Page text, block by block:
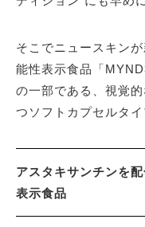
そこでニュースキン
能性表示食品「
の一部である、視覚
つソフトカプセルタ
アスタキサンチンを
表示食品